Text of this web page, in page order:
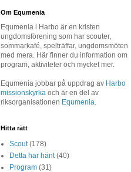
Om Equmenia
Equmenia i Harbo är en kristen
ungdomsförening som har scouter,
sommarkafé, spelträffar, ungdomsmöten
med mera. Här finner du information om
program, aktiviteter och mycket mer.
Equmenia jobbar på uppdrag av Harbo
missionskyrka och är en del av
riksorganisationen Equmenia.
Hitta rätt
Scout (178)
Detta har hänt (40)
Program (31)